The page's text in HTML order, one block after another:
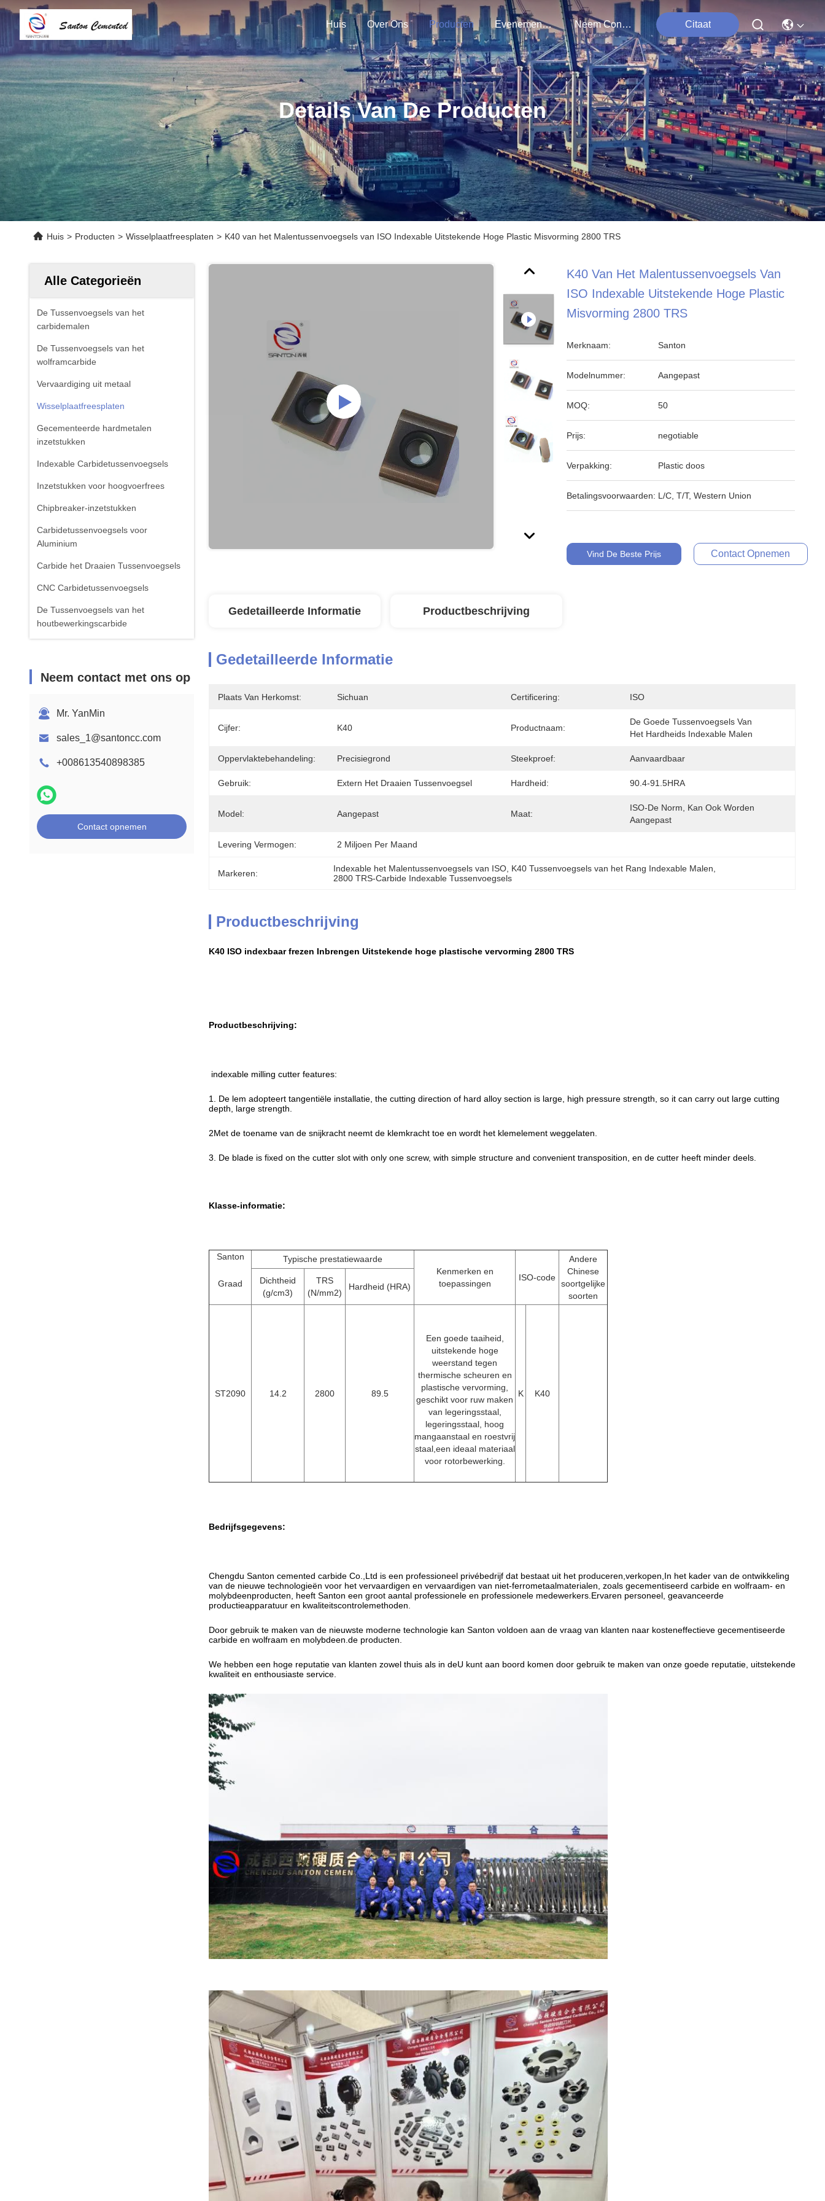
Huis Over Ons Producten Evenementen Neem Contact Met Ons Op Citaat
Details Van De Producten
Huis > Producten > Wisselplaatfreesplaten > K40 van het Malentussenvoegsels van ISO Indexable Uitstekende Hoge Plastic Misvorming 2800 TRS
Alle Categorieën
De Tussenvoegsels van het
carbidemalen
De Tussenvoegsels van het
wolframcarbide
Vervaardiging uit metaal
Wisselplaatfreesplaten
Gecementeerde hardmetalen
inzetstukken
Indexable Carbidetussenvoegsels
Inzetstukken voor hoogvoerfrees
Chipbreaker-inzetstukken
Carbidetussenvoegsels voor
Aluminium
Carbide het Draaien Tussenvoegsels
CNC Carbidetussenvoegsels
De Tussenvoegsels van het
houtbewerkingscarbide
Neem contact met ons op
Mr. YanMin
sales_1@santoncc.com
+008613540898385
Contact opnemen
K40 Van Het Malentussenvoegsels Van
ISO Indexable Uitstekende Hoge Plastic
Misvorming 2800 TRS
Merknaam: Santon
Modelnummer: Aangepast
MOQ: 50
Prijs: negotiable
Verpakking: Plastic doos
Betalingsvoorwaarden: L/C, T/T, Western Union
Vind De Beste Prijs Contact Opnemen
Gedetailleerde Informatie Productbeschrijving
Gedetailleerde Informatie
Plaats Van Herkomst: Sichuan Certificering: ISO
Cijfer: K40 Productnaam:
De Goede Tussenvoegsels Van
Het Hardheids Indexable Malen
Oppervlaktebehandeling: Precisiegrond Steekproef: Aanvaardbaar
Gebruik: Extern Het Draaien Tussenvoegsel Hardheid: 90.4-91.5HRA
Model: Aangepast Maat:
ISO-De Norm, Kan Ook Worden
Aangepast
Levering Vermogen: 2 Miljoen Per Maand
Markeren: Indexable het Malentussenvoegsels van ISO K40 Tussenvoegsels van het Rang Indexable Malen
2800 TRS-Carbide Indexable Tussenvoegsels
Productbeschrijving
K40 ISO indexbaar frezen Inbrengen Uitstekende hoge plastische vervorming 2800 TRS
Productbeschrijving:
indexable milling cutter features:
1. De lem adopteert tangentiële installatie, the cutting direction of hard alloy section is large, high pressure strength, so it can carry out large cutting
depth, large strength.
2Met de toename van de snijkracht neemt de klemkracht toe en wordt het klemelement weggelaten.
3. De blade is fixed on the cutter slot with only one screw, with simple structure and convenient transposition, en de cutter heeft minder deels.
Klasse-informatie:
Santon
Graad
Typische prestatiewaarde
Kenmerken en
toepassingen
ISO-code
Andere
Chinese
soortgelijke
soorten
Dichtheid
(g/cm3)
TRS
(N/mm2)
Hardheid (HRA)
ST2090 14.2 2800 89.5
Een goede taaiheid,
uitstekende hoge
weerstand tegen
thermische scheuren en
plastische vervorming,
geschikt voor ruw maken
van legeringsstaal,
legeringsstaal, hoog
mangaanstaal en roestvrij
staal,een ideaal materiaal
voor rotorbewerking.
K K40
Bedrijfsgegevens:
Chengdu Santon cemented carbide Co.,Ltd is een professioneel privébedrijf dat bestaat uit het produceren,verkopen, In het kader van de ontwikkeling
van de nieuwe technologieën voor het vervaardigen en vervaardigen van niet-ferrometaalmaterialen, zoals gecementiseerd carbide en wolfraam- en
molybdeenproducten, heeft Santon een groot aantal professionele en professionele medewerkers. Ervaren personeel, geavanceerde
productieapparatuur en kwaliteitscontrolemethoden.
Door gebruik te maken van de nieuwste moderne technologie kan Santon voldoen aan de vraag van klanten naar kosteneffectieve gecementiseerde
carbide en wolfraam en molybdeen. de producten.
We hebben een hoge reputatie van klanten zowel thuis als in deU kunt aan boord komen door gebruik te maken van onze goede reputatie, uitstekende
kwaliteit en enthousiaste service.